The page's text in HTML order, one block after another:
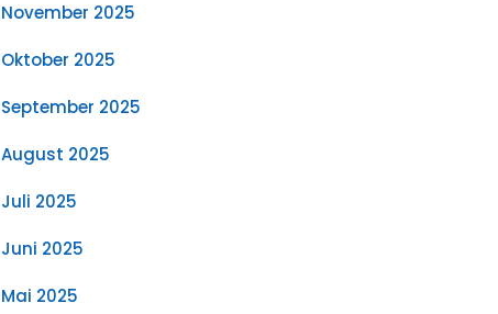
November 2025
Oktober 2025
September 2025
August 2025
Juli 2025
Juni 2025
Mai 2025